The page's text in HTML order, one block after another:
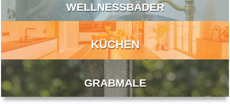
WELLNESSBÄDER
KÜCHEN
GRABMALE